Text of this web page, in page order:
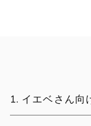
イエベさん向